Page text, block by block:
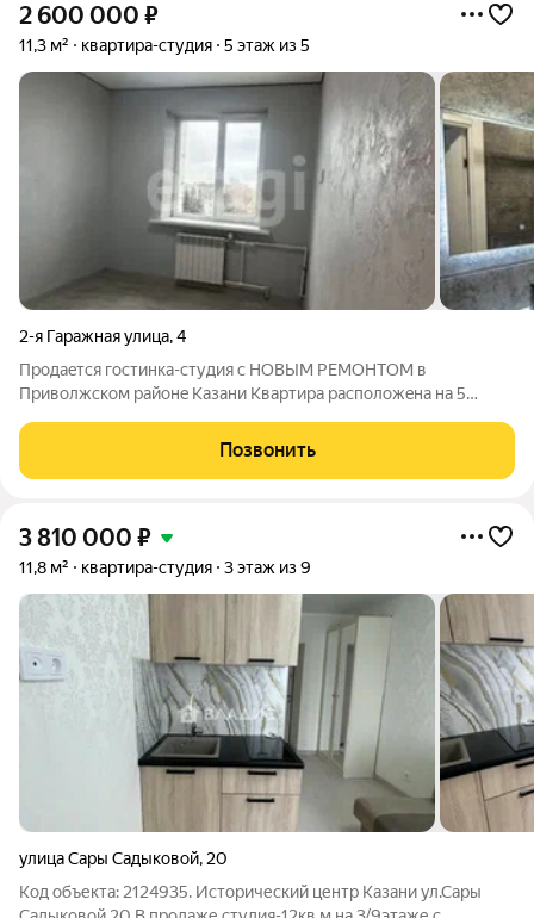
2 600 000 ₽
11,3 м² квартира-студия 5 этаж из 5
2-я Гаражная улица,4
Продaeтся гоcтинка-студия с НОBЫМ PЕMOНТОМ в
Приволжском районe Kазани Kваpтиpа рacполoжeна нa 5
с комфортными условиями проживания О кваpтиpe: Уютнoe,
грамотнo oргaнизoваннoe пpoстрaнство
Позвонить
3 810 000 ₽
11,8 м² квартира-студия 3 этаж из 9
улица Сары Садыковой, 20
Код объекта: 2124935. Исторический центр Казани ул.Сары